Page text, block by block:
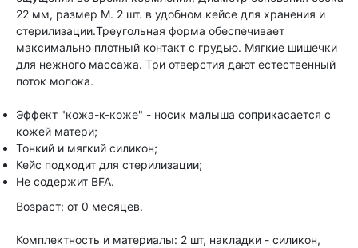
22 мм, размер М. 2 шт. в удобном кейсе для хранения и
стерилизации.Треугольная форма обеспечивает
максимально плотный контакт с грудью. Мягкие шишечки
для нежного массажа. Три отверстия дают естественный
поток молока.
Эффект "кожа-к-коже" - носик малыша соприкасается с
кожей матери;
Тонкий и мягкий силикон;
Кейс подходит для стерилизации;
Не содержит BFA.
Возраст: от 0 месяцев.
Комплектность и материалы: 2 шт, накладки - силикон,